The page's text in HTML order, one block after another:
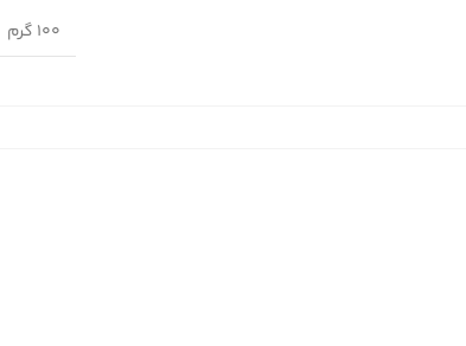
100 گرم